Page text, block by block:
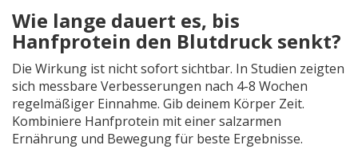
Wie lange dauert es, bis
Hanfprotein den Blutdruck senkt?
Die Wirkung ist nicht sofort sichtbar. In Studien zeigten
sich messbare Verbesserungen nach 4-8 Wochen
regelmäßiger Einnahme. Gib deinem Körper Zeit.
Kombiniere Hanfprotein mit einer salzarmen
Ernährung und Bewegung für beste Ergebnisse.